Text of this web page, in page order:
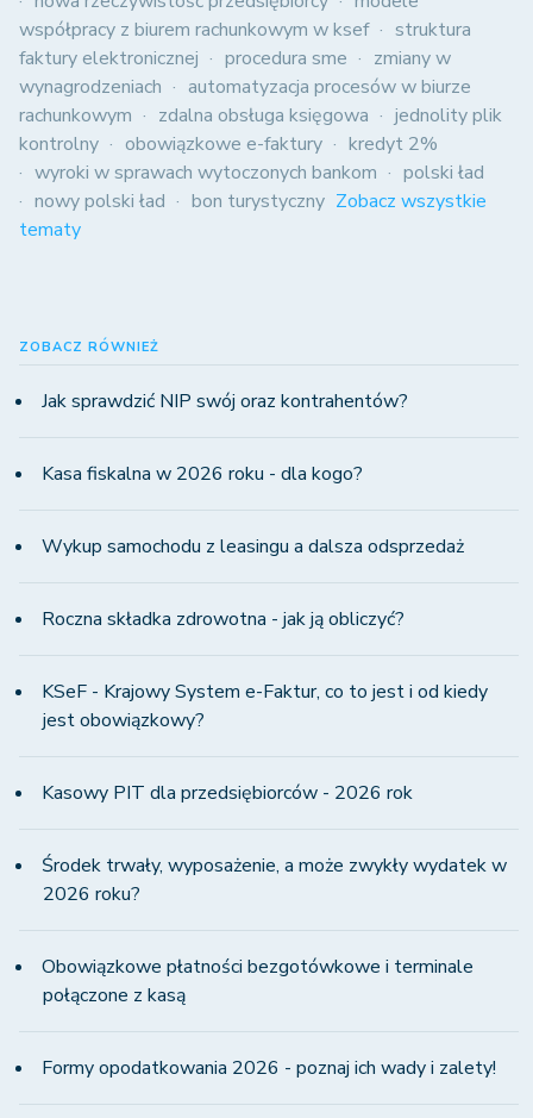
współpracy z biurem rachunkowym w ksef
struktura
faktury elektronicznej
procedura sme
zmiany w
wynagrodzeniach
automatyzacja procesów w biurze
rachunkowym
zdalna obsługa księgowa
jednolity plik
kontrolny
obowiązkowe e-faktury
kredyt 2%
wyroki w sprawach wytoczonych bankom
polski ład
nowy polski ład
bon turystyczny Zobacz wszystkie
tematy
ZOBACZ RÓWNIEŻ
Jak sprawdzić NIP swój oraz kontrahentów?
Kasa fiskalna w 2026 roku - dla kogo?
Wykup samochodu z leasingu a dalsza odsprzedaż
Roczna składka zdrowotna - jak ją obliczyć?
KSeF - Krajowy System e-Faktur, co to jest i od kiedy
jest obowiązkowy?
Kasowy PIT dla przedsiębiorców - 2026 rok
Środek trwały, wyposażenie, a może zwykły wydatek w
2026 roku?
Obowiązkowe płatności bezgotówkowe i terminale
połączone z kasą
Formy opodatkowania 2026 - poznaj ich wady i zalety!